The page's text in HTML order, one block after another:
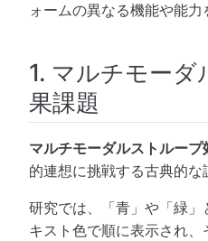
ォームの異なる機能や能力
1. マルチモーダ
果課題
マルチモーダルストループ
的連想に挑戦する古典的な
研究では、「青」や「緑
キスト色で順に表示され